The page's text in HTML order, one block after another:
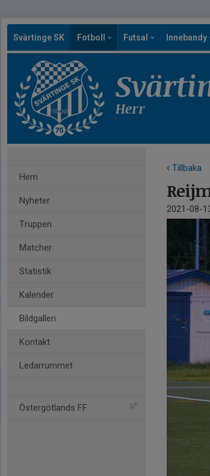
Svärtinge SK Fotboll Futsal Innebandy
Herr
Hem
Nyheter
Truppen
Matcher
Statistik
Kalender
Bildgalleri
Kontakt
Ledarrummet
Östergötlands FF
Tillbaka
2021-08-